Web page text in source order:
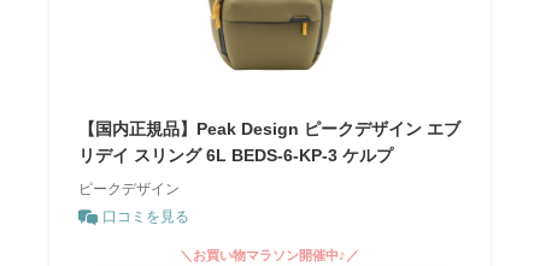
【国内正規品】Peak Design ピークデザイン エブ
リデイ スリング 6L BEDS-6-KP-3 ケルプ
ピークデザイン
口コミを見る
＼お買い物マラソン開催中♪／